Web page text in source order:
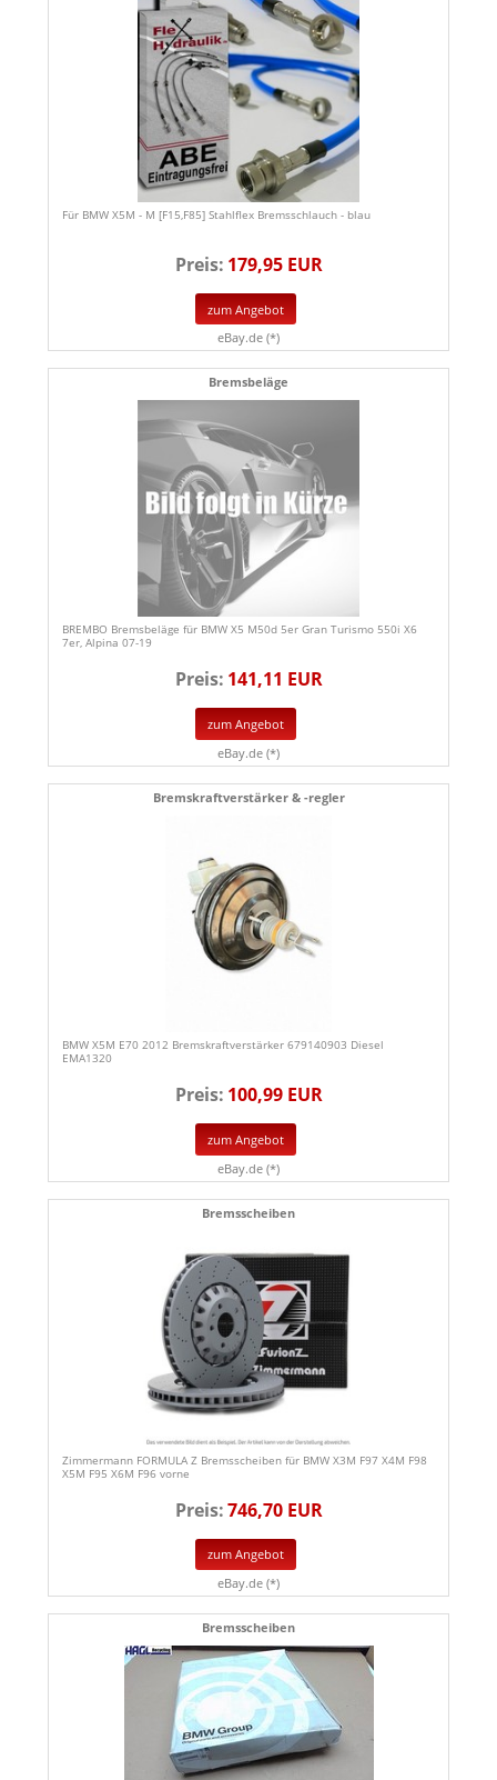
Für BMW X5M - M [F15,F85] Stahlflex Bremsschlauch - blau
Preis: 179,95 EUR
zum Angebot
eBay.de (*)
Bremsbeläge
BREMBO Bremsbeläge für BMW X5 M50d 5er Gran Turismo 550i X6
7er, Alpina 07-19
Preis: 141,11 EUR
zum Angebot
eBay.de (*)
Bremskraftverstärker & -regler
BMW X5M E70 2012 Bremskraftverstärker 679140903 Diesel
EMA1320
Preis: 100,99 EUR
zum Angebot
eBay.de (*)
Bremsscheiben
Zimmermann FORMULA Z Bremsscheiben für BMW X3M F97 X4M F98
X5M F95 X6M F96 vorne
Preis:746,70 EUR
zum Angebot
eBay.de (*)
Bremsscheiben